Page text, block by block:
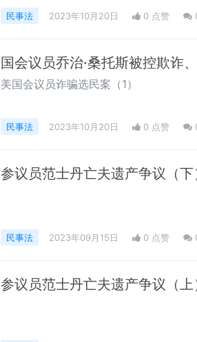
民事法 2023年10月20日 0 点赞
国会议员乔治·桑托斯被控欺诈
美国会议员诈骗选民案（1）
民事法 2023年10月20日 0 点赞
参议员范士丹亡夫遗产争议（下
民事法 2023年09月15日 0 点赞
参议员范士丹亡夫遗产争议（上